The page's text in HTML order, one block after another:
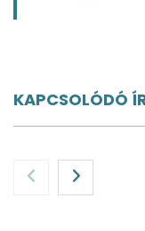
KAPCSOLÓDÓ